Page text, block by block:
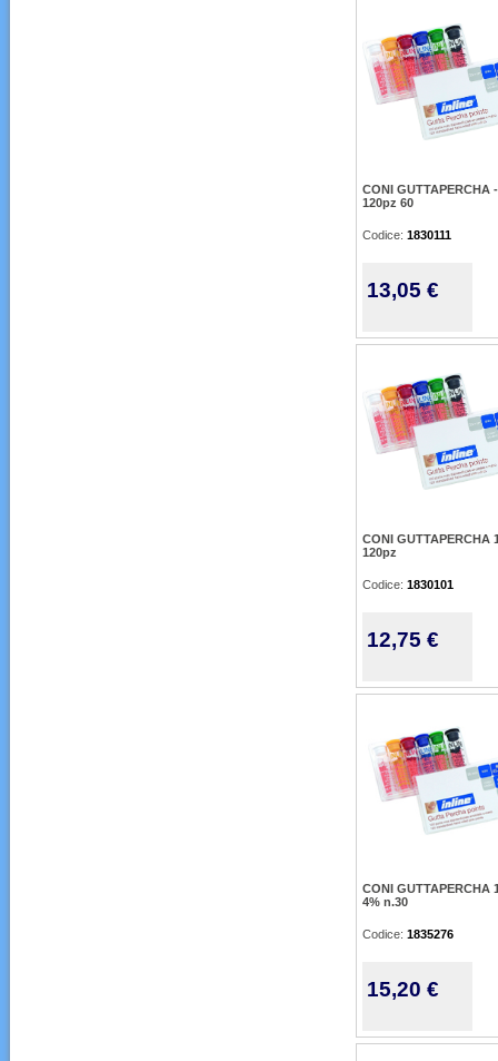
CONI GUTTAPERCHA -
120pz 60
Codice: 1830111
13,05 €
CONI GUTTAPERCHA
120pz
Codice: 1830101
12,75 €
CONI GUTTAPERCHA
4% n.30
Codice: 1835276
15,20 €